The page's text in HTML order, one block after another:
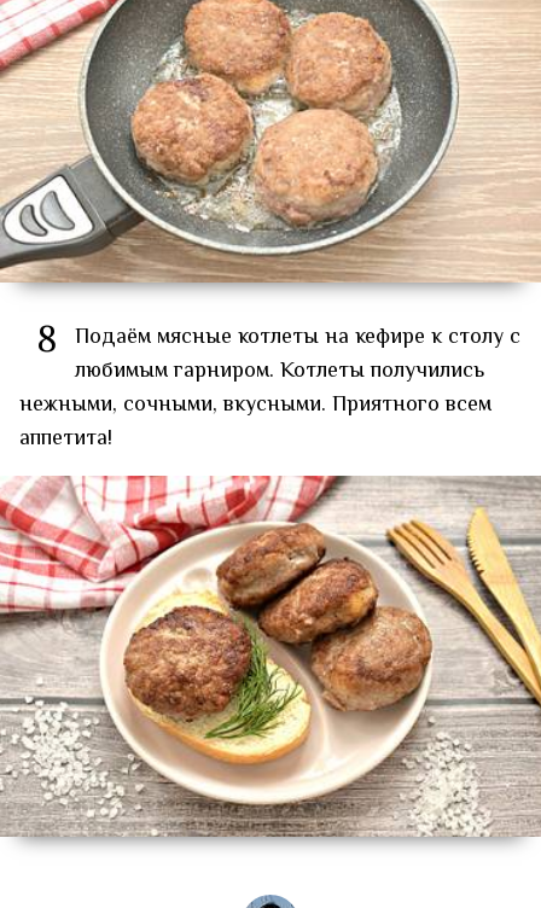
8 Подаём мясные котлеты на кефире к столу с
любимым гарниром. Котлеты получились
нежными, сочными, вкусными. Приятного всем
аппетита!